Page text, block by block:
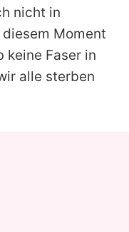
nicht in
Moment
keine Faser in
alle sterben